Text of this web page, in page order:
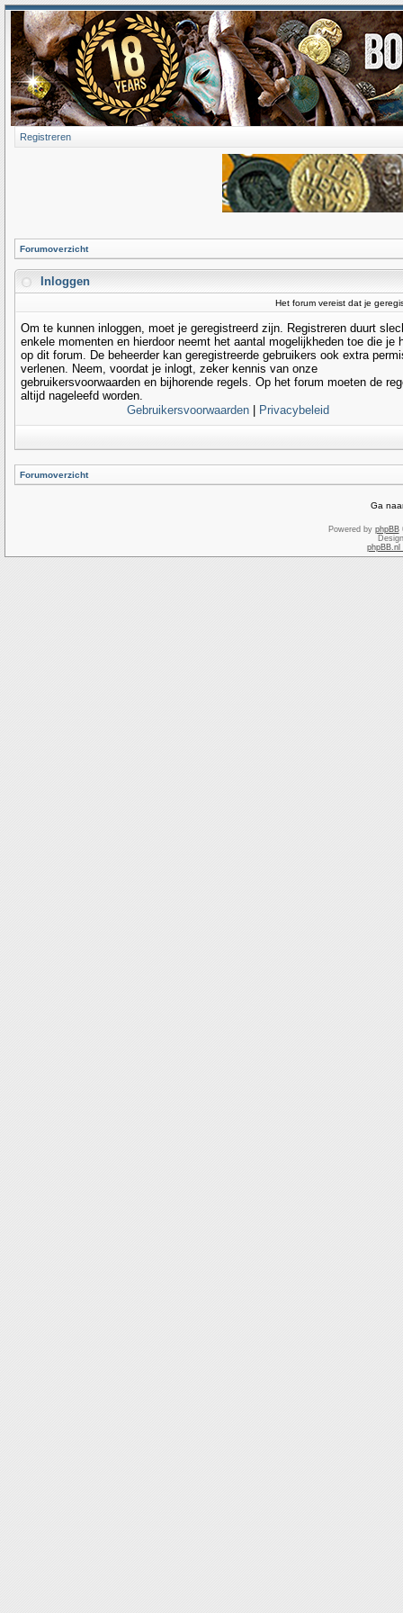
Registreren
Forumoverzicht
Inloggen
Het forum vereist dat je
Om te kunnen inloggen, moet je geregistreerd zijn. Registreren duurt
enkele momenten en hierdoor neemt het aantal mogelijkheden toe die je
op dit forum. De beheerder kan geregistreerde gebruikers ook extra
verlenen. Neem, voordat je inlogt, zeker kennis van onze
gebruikersvoorwaarden en bijhorende regels. Op het forum moeten de
altijd nageleefd worden.
Gebruikersvoorwaarden
Privacybeleid
Forumoverzicht
Ga
Powered by phpBB
phpBB.nl